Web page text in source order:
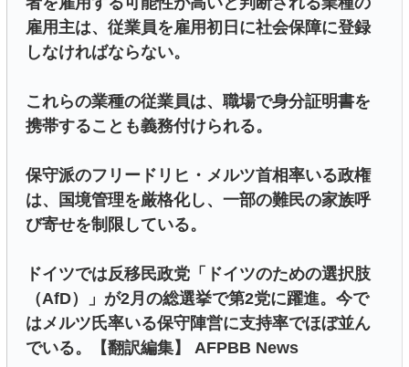
雇用主は、従業員を雇用初日に社会保障に登録
しなければならない。
これらの業種の従業員は、職場で身分証明書を
携帯することも義務付けられる。
保守派のフリードリヒ・メルツ首相率いる政権
は、国境管理を厳格化し、一部の難民の家族呼
び寄せを制限している。
ドイツでは反移民政党「ドイツのための選択肢
（AfD）」が2月の総選挙で第2党に躍進。今で
はメルツ氏率いる保守陣営に支持率でほぼ並ん
でいる。【翻訳編集】 AFPBB News